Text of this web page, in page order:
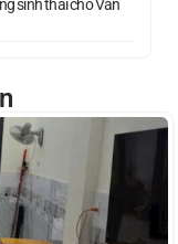
sinh thái cho Van